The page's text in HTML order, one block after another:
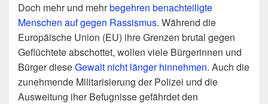
Doch mehr und mehrbegehren benachteiligte
Menschen auf gegen Rassismus. Während die
Europäische Union (EU) ihre Grenzen brutal gegen
Geflüchtete abschottet, wollen viele Bürgerinnen und
Bürger dieseGewalt nicht länger hinnehmen. Auch die
zunehmende Militarisierung der Polizei und die
Ausweitung iher Befugnisse gefährdet den